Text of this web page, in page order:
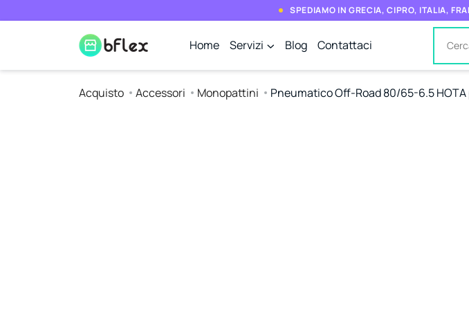
SPEDIAMO IN GRECIA, CIPRO, ITALIA,
Home Servizi Blog Contattaci
Acquisto Accessori Monopattini Pneumatico Off-Road 80/65-6.5